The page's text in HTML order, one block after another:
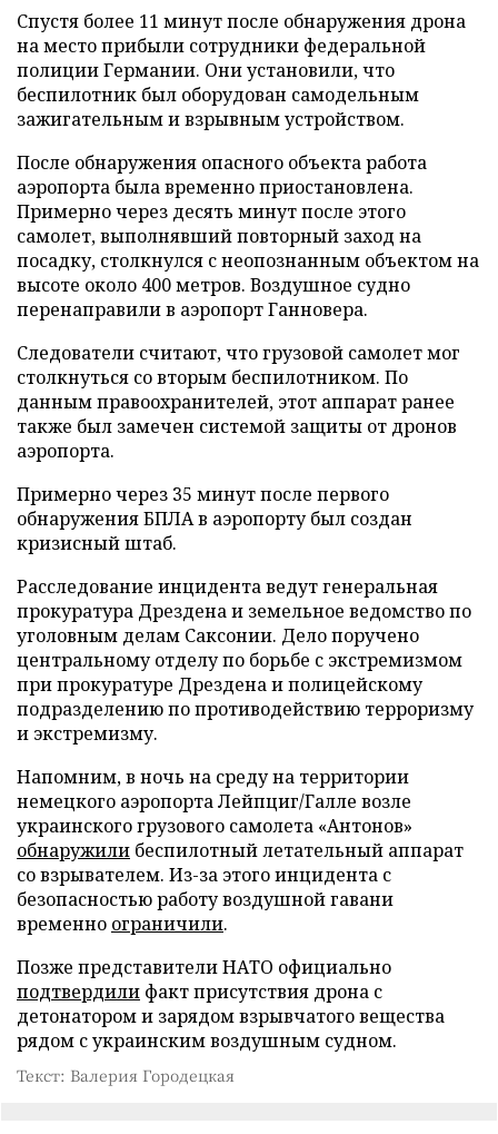
Спустя более 11 минут после обнаружения дрона
на место прибыли сотрудники федеральной
полиции Германии. Они установили, что
беспилотник был оборудован самодельным
зажигательным и взрывным устройством.
После обнаружения опасного объекта работа
аэропорта была временно приостановлена.
Примерно через десять минут после этого
самолет, выполнявший повторный заход на
посадку, столкнулся с неопознанным объектом на
высоте около 400 метров. Воздушное судно
перенаправили в аэропорт Ганновера.
Следователи считают, что грузовой самолет мог
столкнуться со вторым беспилотником. По
данным правоохранителей, этот аппарат ранее
также был замечен системой защиты от дронов
аэропорта.
Примерно через 35 минут после первого
обнаружения БПЛА в аэропорту был создан
кризисный штаб.
Расследование инцидента ведут генеральная
прокуратура Дрездена и земельное ведомство по
уголовным делам Саксонии. Дело поручено
центральному отделу по борьбе с экстремизмом
при прокуратуре Дрездена и полицейскому
подразделению по противодействию терроризму
и экстремизму.
Напомним, в ночь на среду на территории
немецкого аэропорта Лейпциг/Галле возле
украинского грузового самолета «Антонов»
обнаружили беспилотный летательный аппарат
со взрывателем. Из-за этого инцидента с
безопасностью работу воздушной гавани
временно ограничили.
Позже представители НАТО официально
подтвердили факт присутствия дрона с
детонатором и зарядом взрывчатого вещества
рядом с украинским воздушным судном.
Текст: Валерия Городецкая